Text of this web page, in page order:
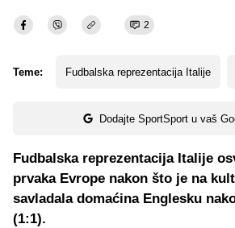
2
Teme: Fudbalska reprezentacija Italije
Dodajte SportSport u vaš
Fudbalska reprezentacija Italije
prvaka Evrope nakon što je na
savladala domaćina Englesku
(1:1).